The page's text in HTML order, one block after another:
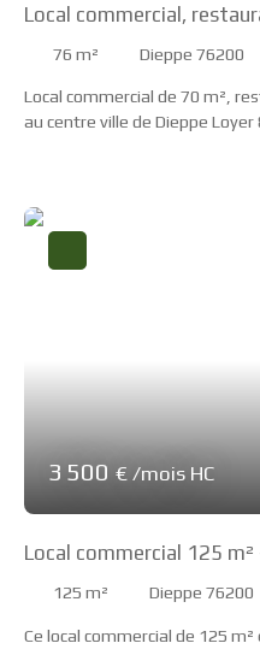
Local commercial,
76 m² Dieppe 76200
Local commercial de 70 m²,
au centre ville de Dieppe Loyer
3 500 € /mois HC
Local commercial 125
Rue de Dieppe — Vitrine 7
125 m² Dieppe 76200
Ce local commercial de 125